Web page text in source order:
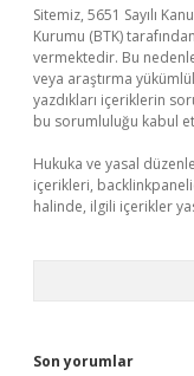
Sitemiz, 5651 Sayılı
Kurumu (BTK)
vermektedir. Bu
veya araştırma
yazdıkları içeriklerin
bu sorumluluğu kabul
Hukuka ve yasal
içerikleri,
halinde, ilgili içerikler
Son yorumlar